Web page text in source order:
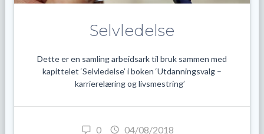
Selvledelse
Dette er en samling arbeidsark til bruk sammen med
kapittelet ‘Selvledelse’ i boken ‘Utdanningsvalg –
karrierelæring og livsmestring’
0 04/08/2018